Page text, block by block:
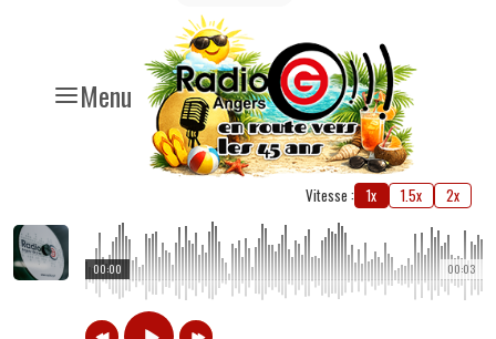
Menu
Vitesse : 1x 1.5x 2x
00:03
00:00